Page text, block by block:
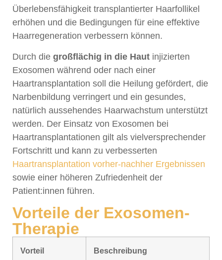
Überlebensfähigkeit transplantierter Haarfollikel
erhöhen und die Bedingungen für eine effektive
Haarregeneration verbessern können.
Durch die großflächig in die Haut injizierten
Exosomen während oder nach einer
Haartransplantation soll die Heilung gefördert, die
Narbenbildung verringert und ein gesundes,
natürlich aussehendes Haarwachstum unterstützt
werden. Der Einsatz von Exosomen bei
Haartransplantationen gilt als vielversprechender
Fortschritt und kann zu verbesserten
Haartransplantation vorher-nachher Ergebnissen
sowie einer höheren Zufriedenheit der
Patient:innen führen.
Vorteile der Exosomen-
Therapie
Vorteil Beschreibung